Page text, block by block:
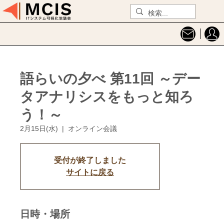
語らいの夕べ 第11回 ～デー
タアナリシスをもっと知ろ
う！～
2月15日(水)
  |
オンライン会議
受付が終了しました
サイトに戻る
日時・場所